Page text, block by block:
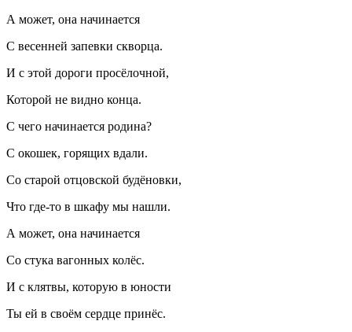
А может, она начинается
С весенней запевки скворца.
И с этой дороги просёлочной,
Которой не видно конца.
С чего начинается родина?
С окошек, горящих вдали.
Со старой отцовской будёновки,
Что где-то в шкафу мы нашли.
А может, она начинается
Со стука вагонных колёс.
И с клятвы, которую в юности
Ты ей в своём сердце принёс.